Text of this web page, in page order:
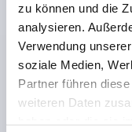
zu können und die
analysieren.
Verwendung
soziale Medien,
Partner führen
weiteren Daten
B=137
C=60
Bestellnummer:
zzgl. MwSt.
zzgl. Versandkosten